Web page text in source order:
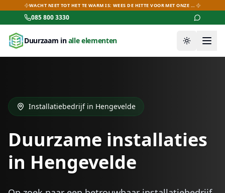
WACHT NIET TOT HET TE WARM IS: WEES DE HITTE VOOR MET ONZE AIRCO-DEALS!
085 800 3330
Duurzaam inalle elementen Thema
Installatiebedrijf in Hengevelde
Duurzame installaties
in Hengevelde